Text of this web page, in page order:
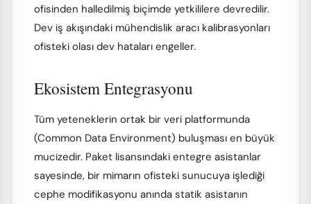
ofisinden halledilmiş biçimde yetkililere devredilir.
Dev iş akışındaki mühendislik aracı kalibrasyonları
ofisteki olası dev hataları engeller.
Ekosistem Entegrasyonu
Tüm yeteneklerin ortak bir veri platformunda
(Common Data Environment) buluşması en büyük
mucizedir. Paket lisansındaki entegre asistanlar
sayesinde, bir mimarın ofisteki sunucuya işlediği
cephe modifikasyonu anında statik asistanın